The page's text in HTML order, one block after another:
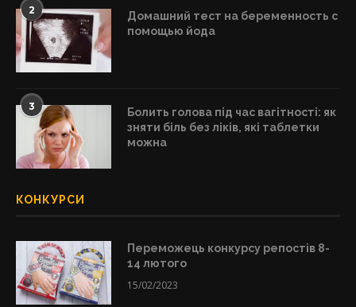
2
Домашний тест на беременность с
помощью йода
3
Болить голова під час вагітності: як
зняти біль без ліків, які таблетки
можна
КОНКУРСИ
Переможець конкурсу репостів 8-
14 лютого
15/02/2023